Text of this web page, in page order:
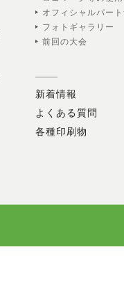
オフィシャルパー
フォトギャラリー
前回の大会
新着情報
よくある質問
各種印刷物